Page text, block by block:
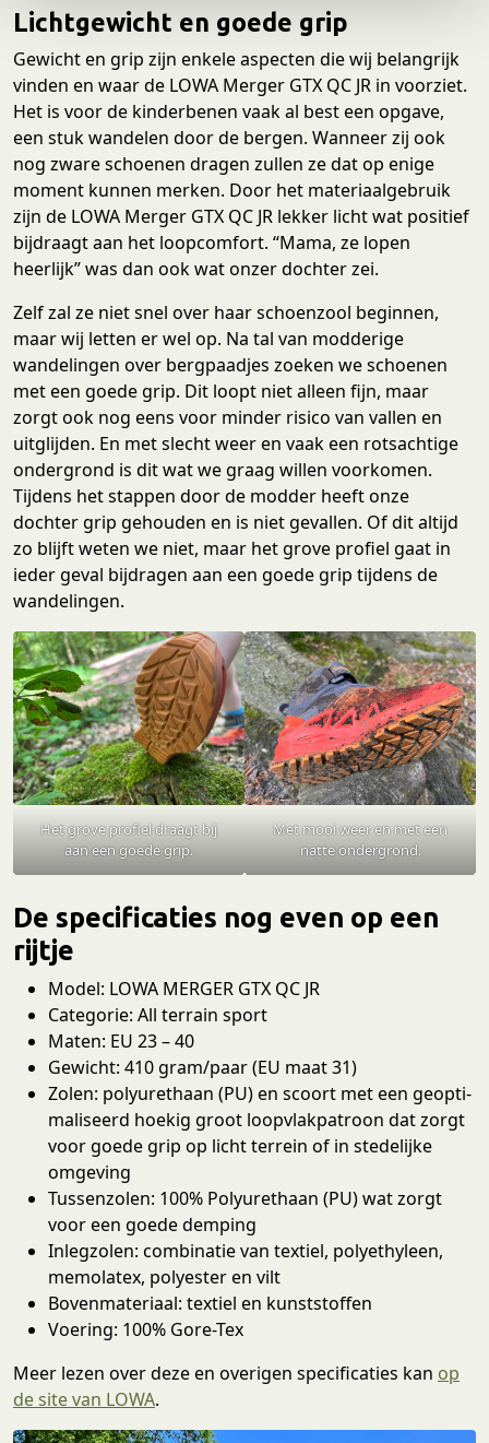
eLichtgewicht en goede grip
Gewicht en grip zijn enkele aspecten die wij belangrijk
vinden en waar de LOWA Merger GTX QC JR in voorziet.
Het is voor de kinderbenen vaak al best een opgave,
een stuk wandelen door de bergen. Wanneer zij ook
nog zware schoenen dragen zullen ze dat op enige
moment kunnen merken. Door het materiaalgebruik
zijn de LOWA Merger GTX QC JR lekker licht wat positief
bijdraagt aan het loopcomfort. “Mama, ze lopen
heerlijk” was dan ook wat onzer dochter zei.
Zelf zal ze niet snel over haar schoenzool beginnen,
maar wij letten er wel op. Na tal van modderige
wandelingen over bergpaadjes zoeken we schoenen
met een goede grip. Dit loopt niet alleen fijn, maar
zorgt ook nog eens voor minder risico van vallen en
uitglijden. En met slecht weer en vaak een rotsachtige
ondergrond is dit wat we graag willen voorkomen.
Tijdens het stappen door de modder heeft onze
dochter grip gehouden en is niet gevallen. Of dit altijd
zo blijft weten we niet, maar het grove profiel gaat in
ieder geval bijdragen aan een goede grip tijdens de
wandelingen.
Het grove profiel draagt bij
aan een goede grip.
Met mooi weer en met een
natte ondergrond.
De specificaties nog even op een
rijtje
Model: LOWA MERGER GTX QC JR
Categorie: All terrain sport
Maten: EU 23 – 40
Gewicht: 410 gram/paar (EU maat 31)
Zolen: poly­urethaan (PU) en scoort met een geop­ti­
ma­liseerd hoekig groot loop­vlak­patroon dat zorgt
voor goede grip op licht terrein of in stedelijke
omgeving
Tussenzolen: 100% Polyurethaan (PU) wat zorgt
voor een goede demping
Inlegzolen: combinatie van textiel, poly­e­thyleen,
memolatex, polyester en vilt
Bovenmateriaal: textiel en kunststoffen
Voering: 100% Gore-Tex
Meer lezen over deze en overigen specificaties kan op
de site van LOWA.